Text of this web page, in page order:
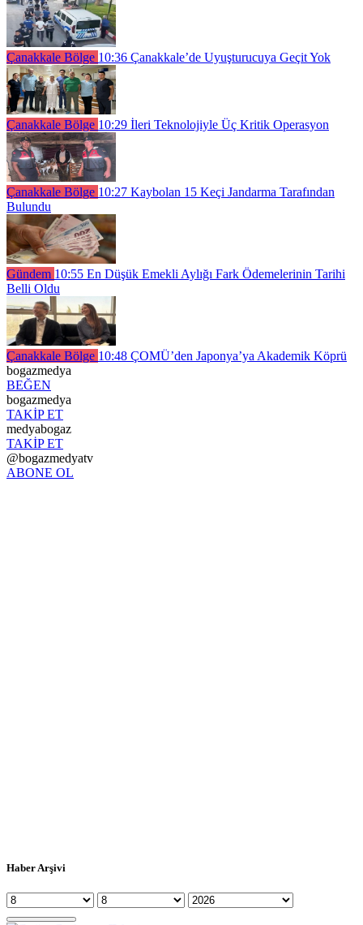
Çanakkale Bölge 10:36 Çanakkale’de Uyuşturucuya Geçit Yok
Çanakkale Bölge 10:29 İleri Teknolojiyle Üç Kritik Operasyon
Çanakkale Bölge 10:27 Kaybolan 15 Keçi Jandarma Tarafından
Bulundu
Gündem 10:55 En Düşük Emekli Aylığı Fark Ödemelerinin Tarihi
Belli Oldu
Çanakkale Bölge 10:48 ÇOMÜ’den Japonya’ya Akademik Köprü
bogazmedya
BEĞEN
bogazmedya
TAKİP ET
medyabogaz
TAKİP ET
@bogazmedyatv
ABONE OL
Haber Arşivi